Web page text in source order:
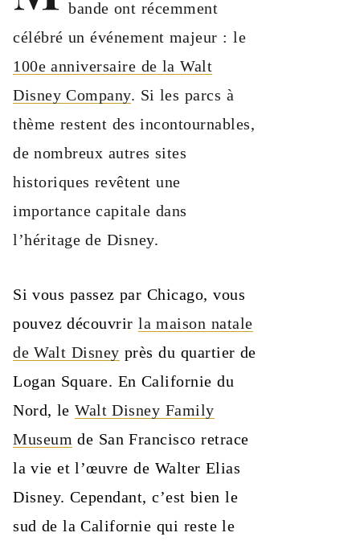
bande ont récemment
célébré un événement majeur : le
100e anniversaire de la Walt
Disney Company. Si les parcs à
thème restent des incontournables,
de nombreux autres sites
historiques revêtent une
importance capitale dans
l’héritage de Disney.
Si vous passez par Chicago, vous
pouvez découvrirla maison natale
de Walt Disney près du quartier de
Logan Square. En Californie du
Nord, leWalt Disney Family
Museum de San Francisco retrace
la vie et l’œuvre de Walter Elias
Disney. Cependant, c’est bien le
sud de la Californie qui reste le